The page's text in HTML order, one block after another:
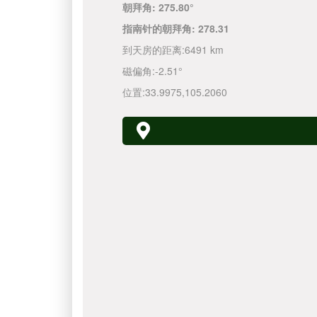
朝拜角: 275.80°
指南针的朝拜角: 278.31
到天房的距离:6491 km
磁偏角:-2.51°
位置:33.9975,105.2060